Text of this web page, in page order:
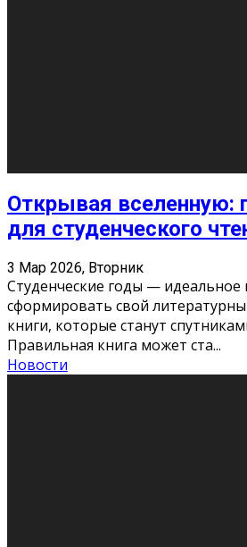
Как бороться со
11 Фев 2026, Среда
Стресс – нормальная реакция
факторов, воздействующих на
больше, чем ресурсов. Есть
стрессовым состояни ...
Новости